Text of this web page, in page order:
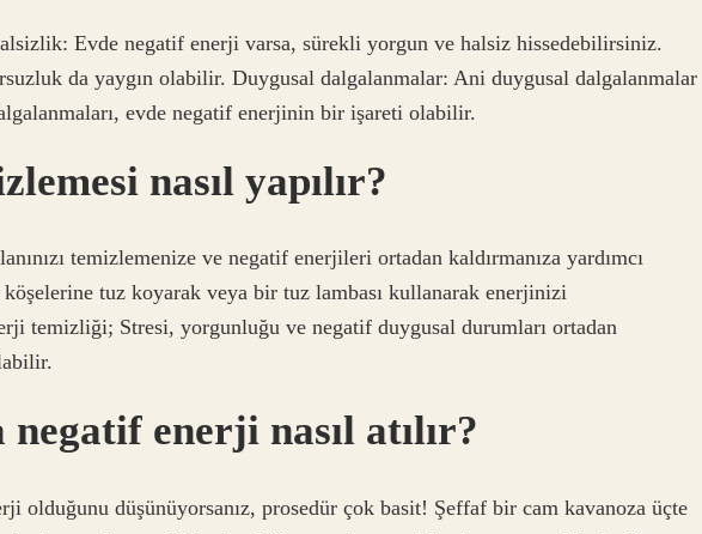
Evde negatif enerji varsa, sürekli yorgun ve halsiz hissedebilirsiniz.
da yaygın olabilir. Duygusal dalgalanmalar: Ani duygusal dalgalanmalar
evde negatif enerjinin bir işareti olabilir.
nasıl yapılır?
temizlemenize ve negatif enerjileri ortadan kaldırmanıza yardımcı
tuz koyarak veya bir tuz lambası kullanarak enerjinizi
temizliği; Stresi, yorgunluğu ve negatif duygusal durumları ortadan
enerji nasıl atılır?
olduğunu düşünüyorsanız, prosedür çok basit! Şeffaf bir cam kavanoza üçte